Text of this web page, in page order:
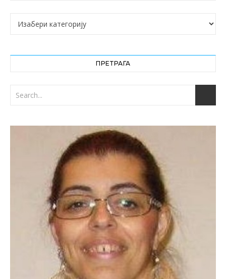
Категорије
ПРЕТРАГА